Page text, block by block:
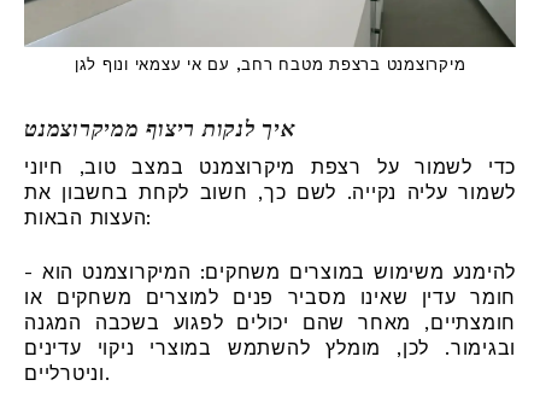
מיקרוצמנט ברצפת מטבח רחב, עם אי עצמאי ונוף לגן
איך לנקות ריצוף ממיקרוצמנט
כדי לשמור על רצפת מיקרוצמנט במצב טוב, חיוני
לשמור עליה נקייה. לשם כך, חשוב לקחת בחשבון את
העצות הבאות:
- להימנע משימוש במוצרים משחקים: המיקרוצמנט הוא
חומר עדין שאינו מסביר פנים למוצרים משחקים או
חומצתיים, מאחר שהם יכולים לפגוע בשכבה המגנה
ובגימור. לכן, מומלץ להשתמש במוצרי ניקוי עדינים
וניטרליים.